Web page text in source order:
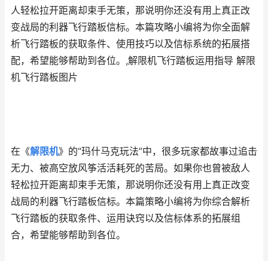
人轻松拉开距离却束手无策，那说明你还没有用上真正改
变战局的利器飞行踏板信标。本篇攻略小编将为你全面解
析飞行踏板的获取条件、使用技巧以及信标系统的拓展搭
配，希望能够帮助到各位。,解限机飞行踏板运用指导 解限
机飞行踏板图片
在《解限机》的“玛什马克玩法”中，很多玩家都故事过追击
无力、被高空放风筝活活耗死的苦局。如果你也曾被敌人
轻松拉开距离却束手无策，那说明你还没有用上真正改变
战局的利器飞行踏板信标。本篇策略小编将为你综合解析
飞行踏板的获取条件、运用诀窍以及信标体系的拓展组
合，希望能够帮助到各位。